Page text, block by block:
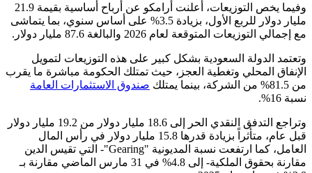
وفيما يخص التوزيعات، أعلنت أرامكو عن أرباح أساسية بقيمة 21.9
مليار دولار للربع الأول، بزيادة 3.5% على أساس سنوي، بما يتماشى
مع إجمالي التوزيعات المتوقعة لعام 2026 والبالغة 87.6 مليار دولار.
وتعتمد الدولة السعودية بشكل كبير على هذه التوزيعات لتمويل
الإنفاق المحلي وتغطية العجز، حيث تمتلك الحكومة مباشرة ما يقرب
من 81.5% من الشركة، بينما يمتلك
صندوق الاستثمارات العامة
نسبة 16%.
وتراجع التدفق النقدي الحر إلى 18.6 مليار دولار من 19.2 مليار دولار
قبل عام، متأثراً بزيادة قدرها 15.8 مليار دولار في رأس المال
العامل، كما ارتفعت نسبة المديونية "Gearing"- التي تقيس الدين
مقارنة بحقوق الملكية- إلى 4.8% في 31 مارس الماضي مقارنة بـ